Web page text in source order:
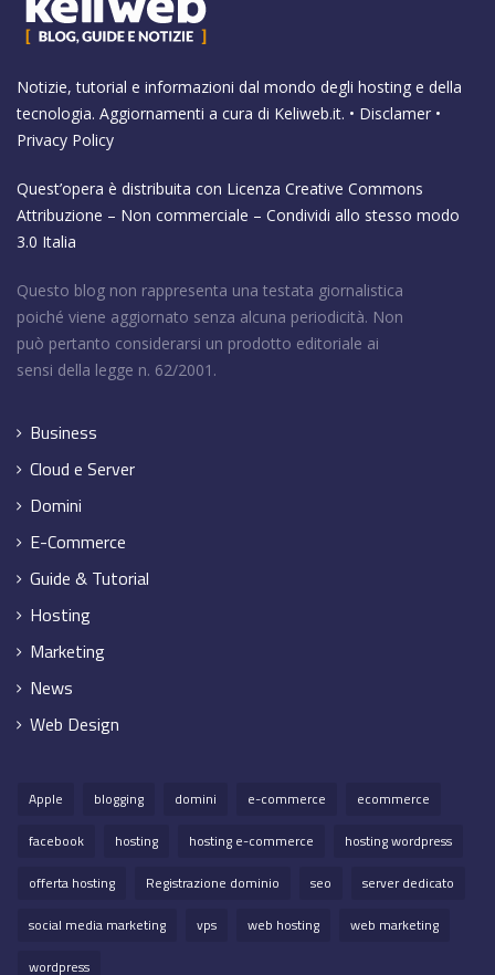
Notizie, tutorial e informazioni dal mondo degli hosting e della
tecnologia. Aggiornamenti a cura di Keliweb.it. • Disclamer •
Privacy Policy
Quest’opera è distribuita con Licenza Creative Commons
Attribuzione – Non commerciale – Condividi allo stesso modo
3.0 Italia
Questo blog non rappresenta una testata giornalistica
poiché viene aggiornato senza alcuna periodicità. Non
può pertanto considerarsi un prodotto editoriale ai
sensi della legge n. 62/2001.
Business
Cloud e Server
Domini
E-Commerce
Guide & Tutorial
Hosting
Marketing
News
Web Design
Apple blogging domini e-commerce
ecommerce
facebook
hosting hosting e-commerce
hosting wordpress
offerta hosting
Registrazione dominio seo
server dedicato
social media marketing
vps web hosting
web marketing
wordpress